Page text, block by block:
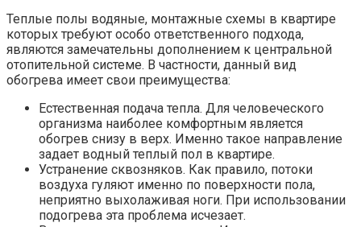
Теплые полы водяные, монтажные схемы в квартире
которых требуют особо ответственного подхода,
являются замечательны дополнением к центральной
отопительной системе. В частности, данный вид
обогрева имеет свои преимущества:
Естественная подача тепла. Для человеческого
организма наиболее комфортным является
обогрев снизу в верх. Именно такое направление
задает водный теплый пол в квартире.
Устранение сквозняков. Как правило, потоки
воздуха гуляют именно по поверхности пола,
неприятно выхолаживая ноги. При использовании
подогрева эта проблема исчезает.